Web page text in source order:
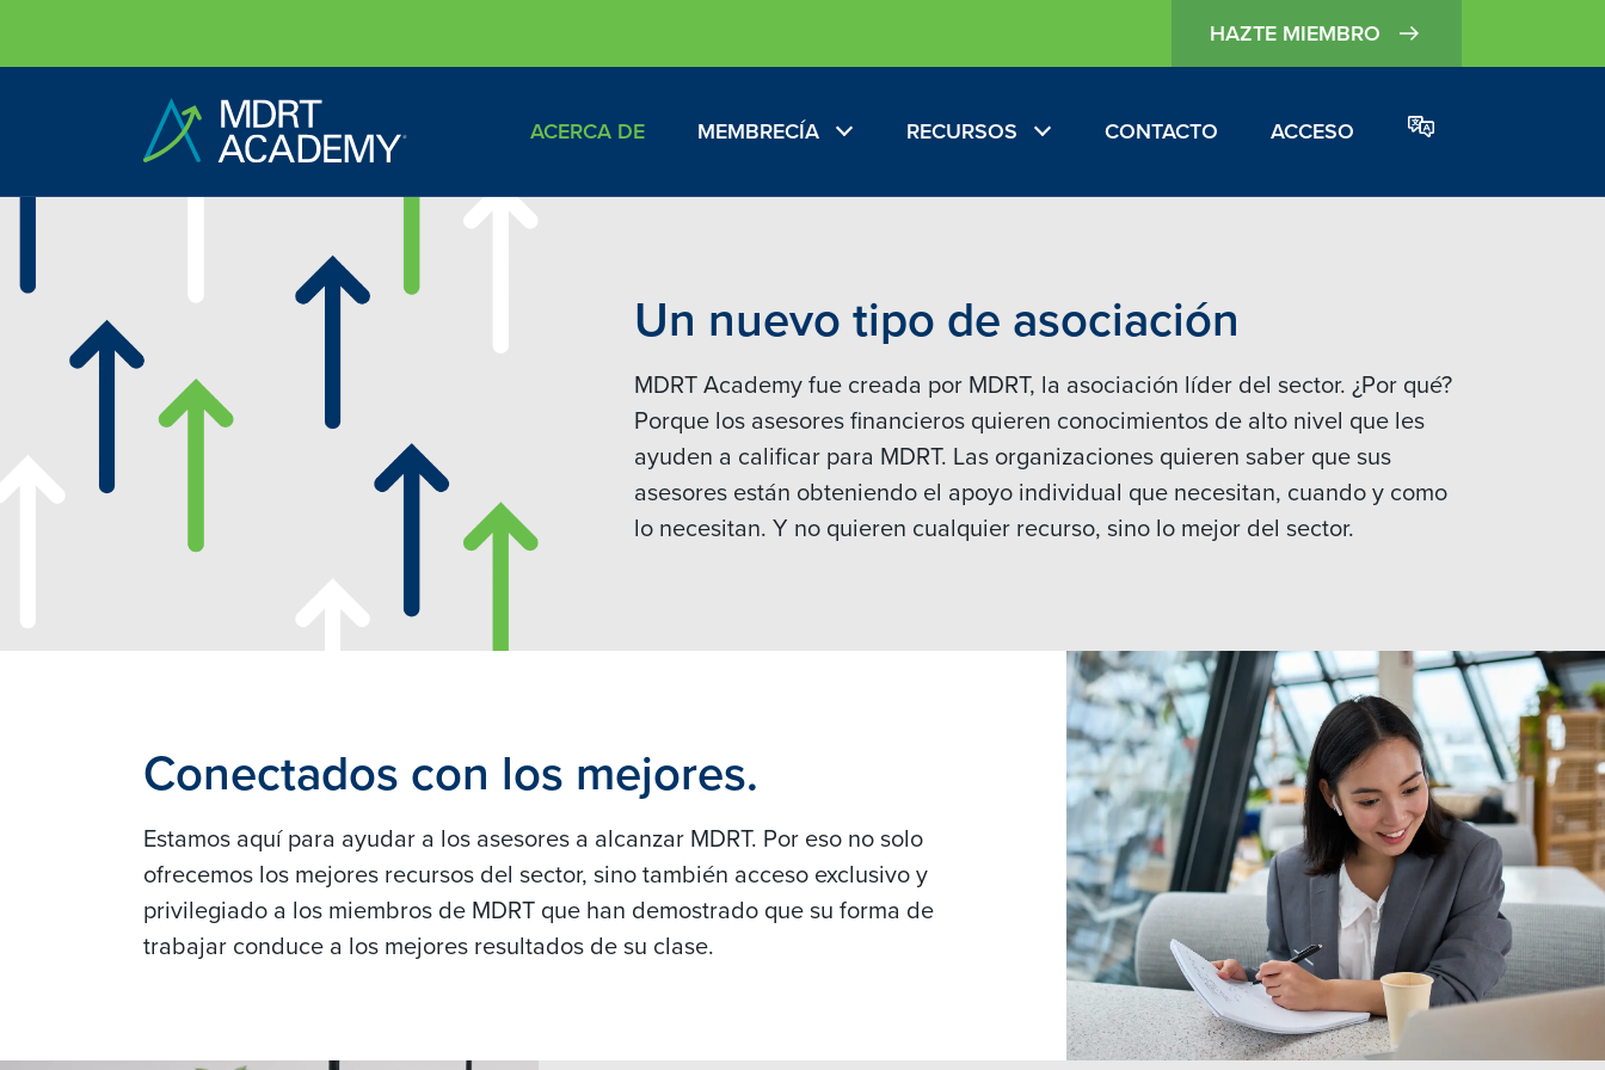
HAZTE MIEMBRO
ACERCA DE MEMBRECÍA RECURSOS CONTACTO ACCESO
Un nuevo tipo de asociación
MDRT Academy fue creada por MDRT, la asociación líder del sector. ¿Por qué?
Porque los asesores financieros quieren conocimientos de alto nivel que les
ayuden a calificar para MDRT. Las organizaciones quieren saber que sus
asesores están obteniendo el apoyo individual que necesitan, cuando y como
lo necesitan. Y no quieren cualquier recurso, sino lo mejor del sector.
Conectados con los mejores.
Estamos aquí para ayudar a los asesores a alcanzar MDRT. Por eso no solo
ofrecemos los mejores recursos del sector, sino también acceso exclusivo y
privilegiado a los miembros de MDRT que han demostrado que su forma de
trabajar conduce a los mejores resultados de su clase.